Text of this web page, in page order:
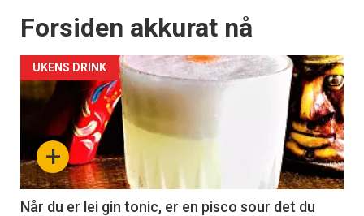
Forsiden akkurat nå
+
UKENS DRINK
Når du er lei gin tonic, er en pisco sour det du